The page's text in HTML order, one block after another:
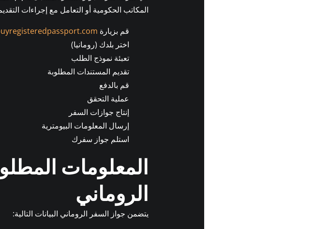
المكاتب الحكومية أو التعامل مع إجراءات
قم بزيارة
اختر بلدك (رومانيا)
تعبئة نموذج الطلب
تقديم المستندات المطلوبة
قم بالدفع
عملية التحقق
إنتاج جوازات السفر
إرسال المعلومات البيومترية
استلم جواز سفرك
المعلومات
الروماني
يتضمن جواز السفر الروماني البيانات التالية: